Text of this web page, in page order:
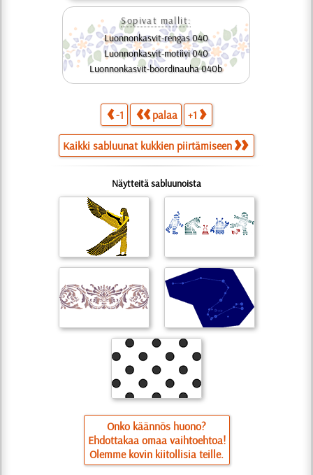
Sopivat mallit:
Luonnonkasvit-rengas 040
Luonnonkasvit-motiivi 040
Luonnonkasvit-boordinauha 040b
-1 palaa +1
Kaikki sabluunat kukkien piirtämiseen
Näytteitä sabluunoista
Onko käännös huono?
Ehdottakaa omaa vaihtoehtoa!
Olemme kovin kiitollisia teille.